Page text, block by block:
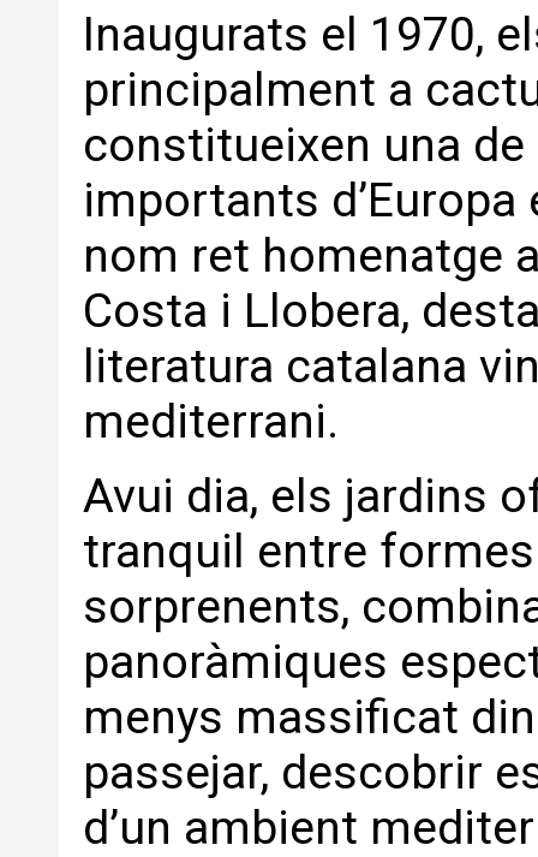
Inaugurats el 1970,
principalment a
constitueixen una
importants
nom ret homenatge
Costa i Llobera,
literatura catalana
mediterrani.
Avui dia, els jardins
tranquil entre
sorprenents,
panoràmiques
menys massificat
passejar, descobrir
d’un ambient